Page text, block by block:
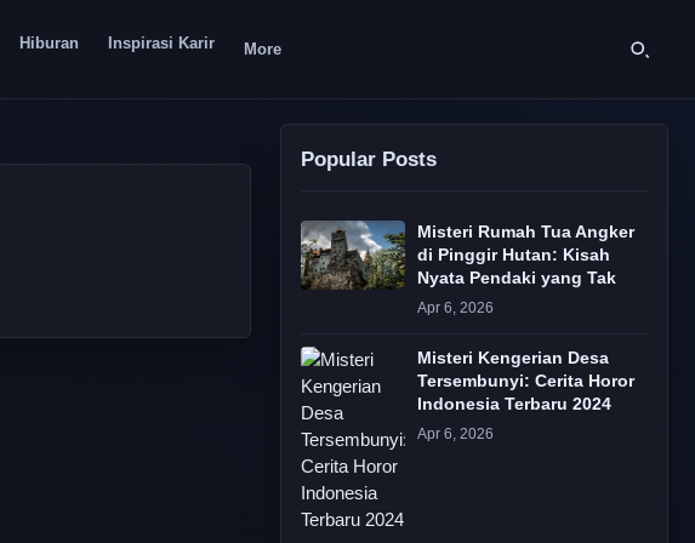
Hiburan Inspirasi Karir More
Popular Posts
Misteri Rumah Tua Angker
di Pinggir Hutan: Kisah
Nyata Pendaki yang Tak
Apr 6, 2026
Misteri Kengerian Desa
Tersembunyi: Cerita Horor
Indonesia Terbaru 2024
Apr 6, 2026